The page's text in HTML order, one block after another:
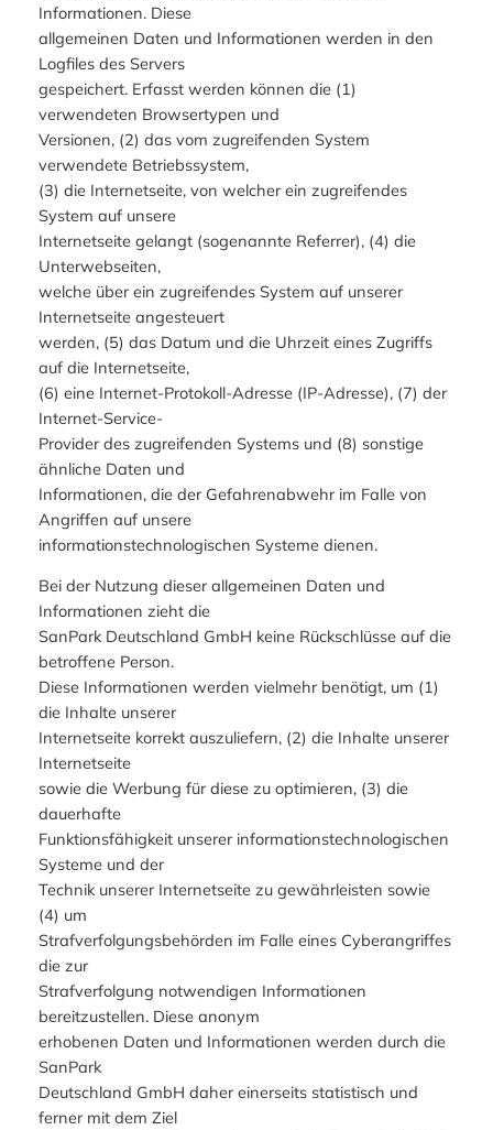
Informationen. Diese
allgemeinen Daten und Informationen werden in den
Logfiles des Servers
gespeichert. Erfasst werden können die (1)
verwendeten Browsertypen und
Versionen, (2) das vom zugreifenden System
verwendete Betriebssystem,
(3) die Internetseite, von welcher ein zugreifendes
System auf unsere
Internetseite gelangt (sogenannte Referrer), (4) die
Unterwebseiten,
welche über ein zugreifendes System auf unserer
Internetseite angesteuert
werden, (5) das Datum und die Uhrzeit eines Zugriffs
auf die Internetseite,
(6) eine Internet-Protokoll-Adresse (IP-Adresse), (7) der
Internet-Service-
Provider des zugreifenden Systems und (8) sonstige
ähnliche Daten und
Informationen, die der Gefahrenabwehr im Falle von
Angriffen auf unsere
informationstechnologischen Systeme dienen.
Bei der Nutzung dieser allgemeinen Daten und
Informationen zieht die
SanPark Deutschland GmbH keine Rückschlüsse auf die
betroffene Person.
Diese Informationen werden vielmehr benötigt, um (1)
die Inhalte unserer
Internetseite korrekt auszuliefern, (2) die Inhalte unserer
Internetseite
sowie die Werbung für diese zu optimieren, (3) die
dauerhafte
Funktionsfähigkeit unserer informationstechnologischen
Systeme und der
Technik unserer Internetseite zu gewährleisten sowie
(4) um
Strafverfolgungsbehörden im Falle eines Cyberangriffes
die zur
Strafverfolgung notwendigen Informationen
bereitzustellen. Diese anonym
erhobenen Daten und Informationen werden durch die
SanPark
Deutschland GmbH daher einerseits statistisch und
ferner mit dem Ziel